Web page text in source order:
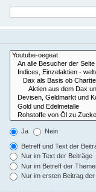
Ja Nein
Betreff und Text der
Nur im Text der Beiträge
Nur im Betreff der
Nur im ersten Beitrag